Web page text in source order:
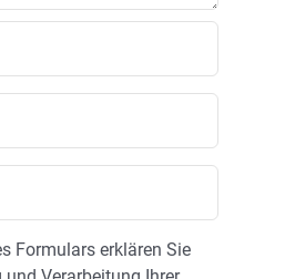
Formulars erklären Sie